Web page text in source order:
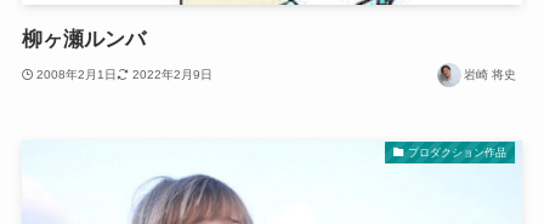
柳ヶ瀬ルンバ
2008年2月1日 2022年2月9日 岩崎 将史
プロダクション作品